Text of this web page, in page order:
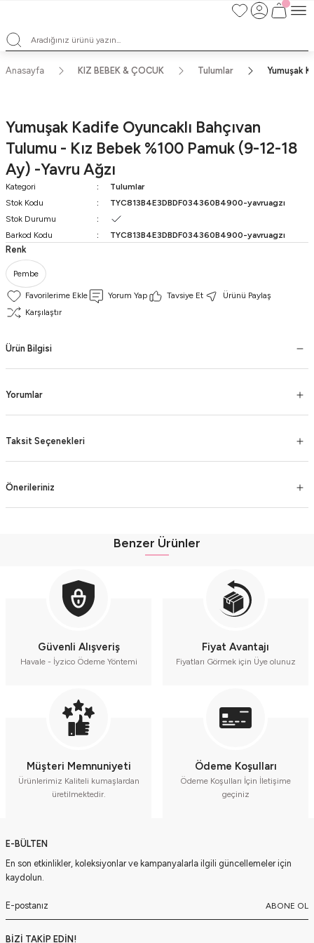
Satışlarımız Toptandır !. Minumum 20 Seridir !. Toptan Fiyatları Görebilmek
Satışlarımız Toptandır !. Minumum 20 Seridir !. Toptan Fiyatları Görebilmek
İçin Üye Olunuz !.
İçin Üye Olunuz !.
Anasayfa KIZ BEBEK & ÇOCUK Tulumlar Yumuşak
Yumuşak Kadife Oyuncaklı Bahçıvan
Tulumu - Kız Bebek %100 Pamuk (9-12-18
Ay) -Yavru Ağzı
Kategori
Tulumlar
Stok Kodu
TYC813B4E3DBDF034360B4900-yavruagzı
Stok Durumu
Barkod Kodu
TYC813B4E3DBDF034360B4900-yavruagzı
Renk
Pembe
Yorum Yap Tavsiye Et
Ürünü Paylaş
Karşılaştır
Ürün Bilgisi
Yorumlar
Taksit Seçenekleri
Önerileriniz
Benzer Ürünler
Yumuşak Kadife Oyuncaklı Bahçıvan Tulumu - Kız Bebek %100 Pamuk (9-
Dantel Detaylı Gabardin Kız Çocuk Tulumu - 2,3,4,5 Yaş Seri - 1009-Krem
Dantel Detaylı Gabardin Kız Çocuk Tulumu - 2,3,4,5 Yaş Seri - 1009-Pembe
Dantel Detaylı Gabardin Kız Çocuk Tulumu - 2,3,4,5 Yaş Seri - 1009-
Kız Bebek Pötikare Pembe Tulum ve Bluz Takımı (9-12-18-24 Ay) Seri -
Kız Bebek Pötikare Kahverengi Tulum ve Bluz Takımı (9-12-18-24 Ay) Seri
Güvenli Alışveriş
Havale - İyzico Ödeme Yöntemi
Fiyat Avantajı
Fiyatları Görmek için Üye olunuz
Müşteri Memnuniyeti
Ürünlerimiz Kaliteli kumaşlardan
üretilmektedir.
Ödeme Koşulları
Ödeme Koşulları İçin İletişime
geçiniz
E-BÜLTEN
En son etkinlikler, koleksiyonlar ve kampanyalarla ilgili güncellemeler için
kaydolun.
ABONE OL
BİZİ TAKİP EDİN!